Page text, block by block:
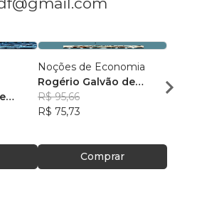
Noções de Economia
Rogério Galvão de
Carvalho
R$ 95,66
R$ 75,73
Comprar